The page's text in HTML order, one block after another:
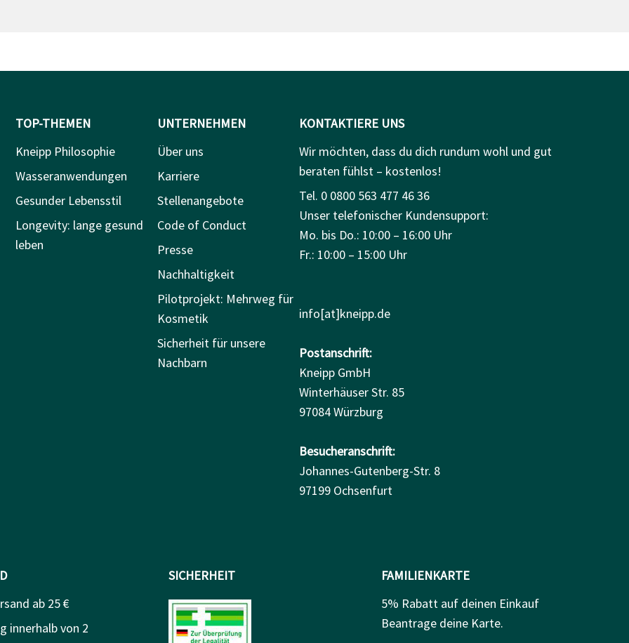
TOP-THEMEN
Kneipp Philosophie
Wasseranwendungen
Gesunder Lebensstil
Longevity: lange gesund
leben
UNTERNEHMEN
Über uns
Karriere
Stellenangebote
Code of Conduct
Presse
Nachhaltigkeit
Pilotprojekt: Mehrweg für
Kosmetik
Sicherheit für unsere
Nachbarn
KONTAKTIERE UNS
Wir möchten, dass du dich rundum wohl und gut
beraten fühlst – kostenlos!
Tel. 0 0800 563 477 46 36
Unser telefonischer Kundensupport:
Mo. bis Do.: 10:00 – 16:00 Uhr
Fr.: 10:00 – 15:00 Uhr
info[at]kneipp.de
Postanschrift:
Kneipp GmbH
Winterhäuser Str. 85
97084 Würzburg
Besucheranschrift:
Johannes-Gutenberg-Str. 8
97199 Ochsenfurt
ab 25 €
innerhalb von 2
SICHERHEIT
FAMILIENKARTE
5% Rabatt auf deinen Einkauf
Beantrage deine Karte.